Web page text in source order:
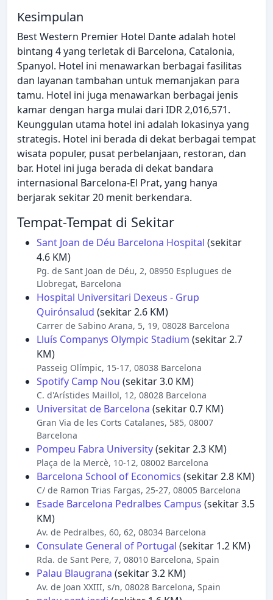
Kesimpulan
Best Western Premier Hotel Dante adalah hotel
bintang 4 yang terletak di Barcelona, Catalonia,
Spanyol. Hotel ini menawarkan berbagai fasilitas
dan layanan tambahan untuk memanjakan para
tamu. Hotel ini juga menawarkan berbagai jenis
kamar dengan harga mulai dari IDR 2,016,571.
Keunggulan utama hotel ini adalah lokasinya yang
strategis. Hotel ini berada di dekat berbagai tempat
wisata populer, pusat perbelanjaan, restoran, dan
bar. Hotel ini juga berada di dekat bandara
internasional Barcelona-El Prat, yang hanya
berjarak sekitar 20 menit berkendara.
Tempat-Tempat di Sekitar
Sant Joan de Déu Barcelona Hospital (sekitar
4.6 KM)
Pg. de Sant Joan de Déu, 2, 08950 Esplugues de
Llobregat, Barcelona
Hospital Universitari Dexeus - Grup
Quirónsalud (sekitar 2.6 KM)
Carrer de Sabino Arana, 5, 19, 08028 Barcelona
Lluís Companys Olympic Stadium (sekitar 2.7
KM)
Passeig Olímpic, 15-17, 08038 Barcelona
Spotify Camp Nou (sekitar 3.0 KM)
C. d'Arístides Maillol, 12, 08028 Barcelona
Universitat de Barcelona (sekitar 0.7 KM)
Gran Via de les Corts Catalanes, 585, 08007
Barcelona
Pompeu Fabra University(sekitar 2.3 KM)
Plaça de la Mercè, 10-12, 08002 Barcelona
Barcelona School of Economics (sekitar 2.8 KM)
C/ de Ramon Trias Fargas, 25-27, 08005 Barcelona
Esade Barcelona Pedralbes Campus (sekitar 3.5
KM)
Av. de Pedralbes, 60, 62, 08034 Barcelona
Consulate General of Portugal (sekitar 1.2 KM)
Rda. de Sant Pere, 7, 08010 Barcelona, Spain
Palau Blaugrana (sekitar 3.2 KM)
Av. de Joan XXIII, s/n, 08028 Barcelona, Spain